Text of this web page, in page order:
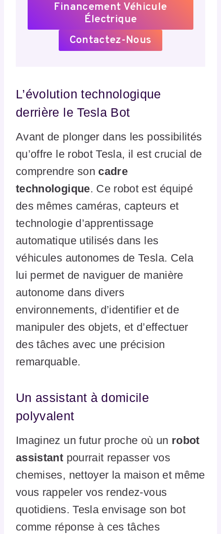
Financement Véhicule
Électrique
Contactez-Nous
L’évolution technologique
derrière le Tesla Bot
Avant de plonger dans les possibilités
qu’offre le robot Tesla, il est crucial de
comprendre son cadre
technologique. Ce robot est équipé
des mêmes caméras, capteurs et
technologie d’apprentissage
automatique utilisés dans les
véhicules autonomes de Tesla. Cela
lui permet de naviguer de manière
autonome dans divers
environnements, d’identifier et de
manipuler des objets, et d’effectuer
des tâches avec une précision
remarquable.
Un assistant à domicile
polyvalent
Imaginez un futur proche où un robot
assistant pourrait repasser vos
chemises, nettoyer la maison et même
vous rappeler vos rendez-vous
quotidiens. Tesla envisage son bot
comme réponse à ces tâches